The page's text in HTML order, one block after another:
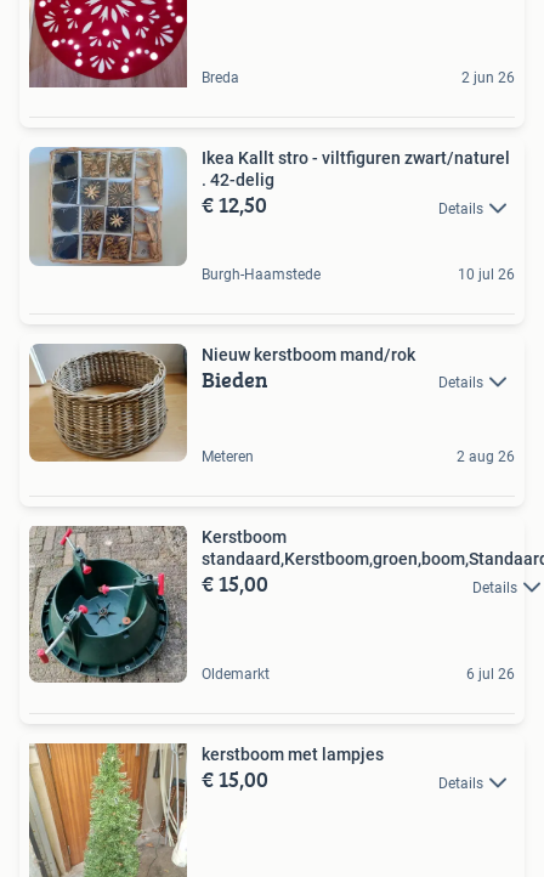
Breda 2 jun 26
Ikea Kallt stro - viltfiguren zwart/naturel
. 42-delig
€ 12,50 Details
Burgh-Haamstede 10 jul 26
Nieuw kerstboom mand/rok
Bieden Details
Meteren 2 aug 26
Kerstboom
€ 15,00 Details
Oldemarkt 6 jul 26
kerstboom met lampjes
€ 15,00 Details